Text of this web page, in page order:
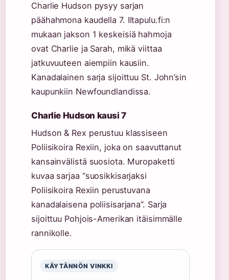
Charlie Hudson pysyy sarjan
päähahmona kaudella 7. Iltapulu.fi:n
mukaan jakson 1 keskeisiä hahmoja
ovat Charlie ja Sarah, mikä viittaa
jatkuvuuteen aiempiin kausiin.
Kanadalainen sarja sijoittuu St. John’sin
kaupunkiin Newfoundlandissa.
Charlie Hudson kausi 7
Hudson & Rex perustuu klassiseen
Poliisikoira Rexiin, joka on saavuttanut
kansainvälistä suosiota. Muropaketti
kuvaa sarjaa “suosikkisarjaksi
Poliisikoira Rexiin perustuvana
kanadalaisena poliisisarjana”. Sarja
sijoittuu Pohjois-Amerikan itäisimmälle
rannikolle.
KÄYTÄNNÖN VINKKI